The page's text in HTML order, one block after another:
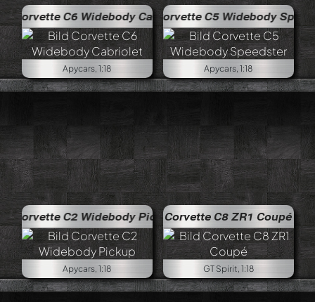
Cabriolet
Apycars, 1:18
Corvette C5 Widebody Speedster
Apycars, 1:18
Pickup
Apycars, 1:18
Corvette C8 ZR1 Coupé
GT Spirit, 1:18